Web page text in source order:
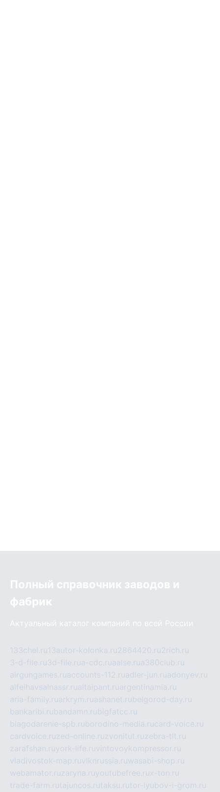
Полный справочник заводов и
фабрик
Актуальный каталог компаний по всей России
133chel.ru13autor-kolonka.ru2864420.ru2rich.ru
3-d-file.ru3d-file.rua-cdc.ruaalse.rua380club.ru
airgungames.ruaccounts-112.ruadler-jun.ruadonyev.ru
alfeihavsalnassr.rualtaipant.ruargentinamia.ru
aria-family.ruarkrym.ruashanet.rubelgorod-day.ru
bankaribi.rubandamn.rubigfatcc.ru
blagodarenie-spb.ruborodino-media.rucard-voice.ru
cardvoice.ruzed-online.ruzvonitut.ruzebra-tlt.ru
zarafshan.ruyork-life.ruvintovoykompressor.ru
vladivostok-map.ruvlknrussia.ruwasabi-shop.ru
webamator.ruzaryna.ruyoutubefree.rux-ton.ru
trade-farm.rutajuncos.rutaksu.rutor-lyubov-i-grom.ru